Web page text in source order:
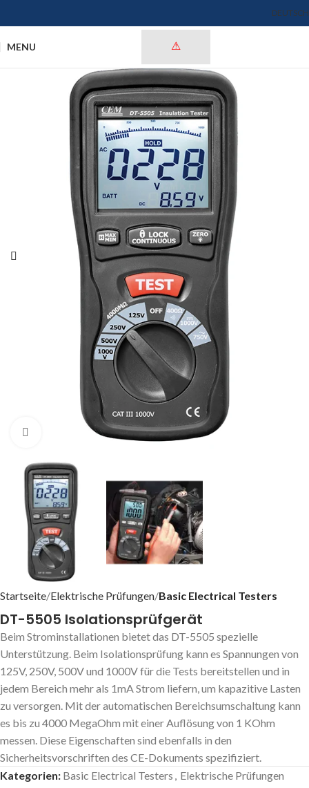
DEUTSCH
MENU
Click to enlarge
Startseite Elektrische Prüfungen Basic Electrical Testers
DT-5505 Isolationsprüfgerät
Beim Strominstallationen bietet das DT-5505 spezielle
Unterstützung. Beim Isolationsprüfung kann es Spannungen von
125V, 250V, 500V und 1000V für die Tests bereitstellen und in
jedem Bereich mehr als 1mA Strom liefern, um kapazitive Lasten
zu versorgen. Mit der automatischen Bereichsumschaltung kann
es bis zu 4000 MegaOhm mit einer Auflösung von 1 KOhm
messen. Diese Eigenschaften sind ebenfalls in den
Sicherheitsvorschriften des CE-Dokuments spezifiziert.
Kategorien: Basic Electrical Testers Elektrische Prüfungen